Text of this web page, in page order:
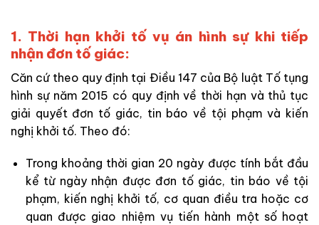
1. Thời hạn khởi tố vụ án hình sự khi tiếp
nhận đơn tố giác:
Căn cứ theo quy định tại Điều 147 của Bộ luật Tố tụng
hình sự năm 2015 có quy định về thời hạn và thủ tục
giải quyết đơn tố giác, tin báo về tội phạm và kiến
nghị khởi tố. Theo đó:
Trong khoảng thời gian 20 ngày được tính bắt đầu
kể từ ngày nhận được đơn tố giác, tin báo về tội
phạm, kiến nghị khởi tố, cơ quan điều tra hoặc cơ
quan được giao nhiệm vụ tiến hành một số hoạt